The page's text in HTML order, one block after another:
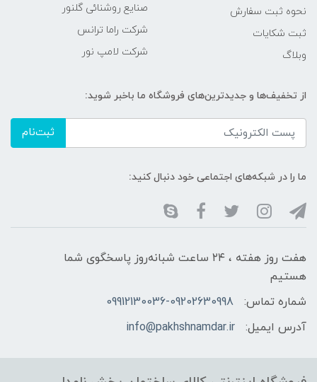
نحوه ثبت سفارش
ثبت شکایات
وبلاگ
صنایع روشنائی گلنور
شرکت راما ترانس
شرکت لامپ نور
از تخفیف‌ها و جدیدترین‌های فروشگاه ما باخبر شوید:
ثبت‌نام
ما را در شبکه‌های اجتماعی خود دنبال کنید:
هفت روز هفته ، ۲۴ ساعت شبانه‌روز پاسخگوی شما
هستیم
شماره تماس:
09912130036-09202630998
آدرس ایمیل:
info@pakhshnamdar.ir